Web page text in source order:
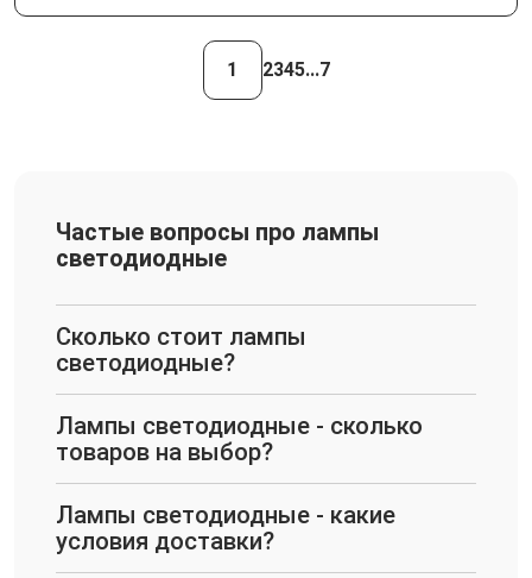
1 2345...7
Частые вопросы про лампы
светодиодные
Сколько стоит лампы
светодиодные?
Лампы светодиодные - сколько
товаров на выбор?
Лампы светодиодные - какие
условия доставки?